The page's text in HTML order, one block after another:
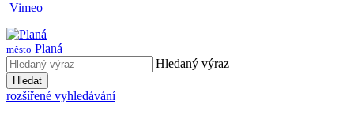
Vimeo
město Planá
Hledaný výraz
Hledat
rozšířené vyhledávání